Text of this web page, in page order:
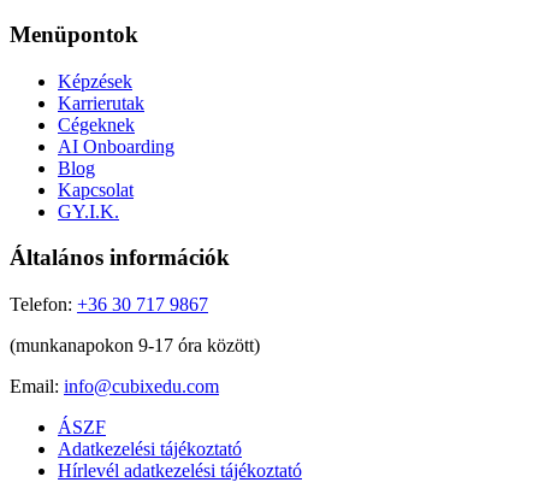
Menüpontok
Képzések
Karrierutak
Cégeknek
AI Onboarding
Blog
Kapcsolat
GY.I.K.
Általános információk
Telefon: +36 30 717 9867
(munkanapokon 9-17 óra között)
Email: info@cubixedu.com
ÁSZF
Adatkezelési tájékoztató
Hírlevél adatkezelési tájékoztató